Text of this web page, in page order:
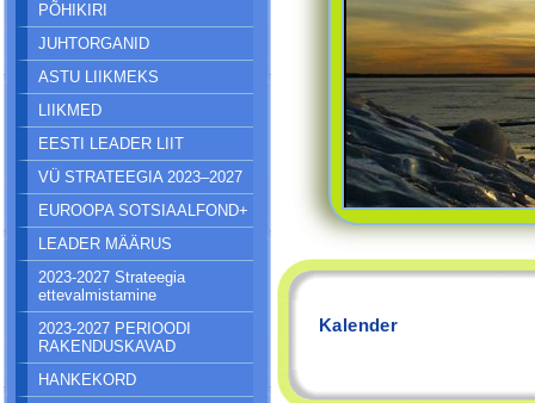
PÕHIKIRI
JUHTORGANID
ASTU LIIKMEKS
LIIKMED
EESTI LEADER LIIT
VÜ STRATEEGIA 2023–2027
EUROOPA SOTSIAALFOND+
LEADER MÄÄRUS
2023-2027 Strateegia
ettevalmistamine
2023-2027 PERIOODI
RAKENDUSKAVAD
HANKEKORD
Kalender